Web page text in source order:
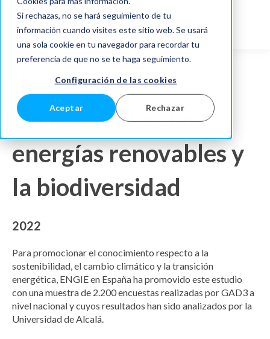
Si rechazas, no se hará seguimiento de tu
información cuando visites este sitio web. Se usará
una sola cookie en tu navegador para recordar tu
preferencia de que no se te haga seguimiento.
Configuración de las cookies
Aceptar Rechazar
OBSERVATORIO CIUDADANO ENGIE ESPAÑA
Los españoles, las
energías renovables y
la biodiversidad
2022
Para promocionar el conocimiento respecto a la
sostenibilidad, el cambio climático y la transición
energética, ENGIE en España ha promovido este estudio
con una muestra de 2.200 encuestas realizadas por GAD3 a
nivel nacional y cuyos resultados han sido analizados por la
Universidad de Alcalá.